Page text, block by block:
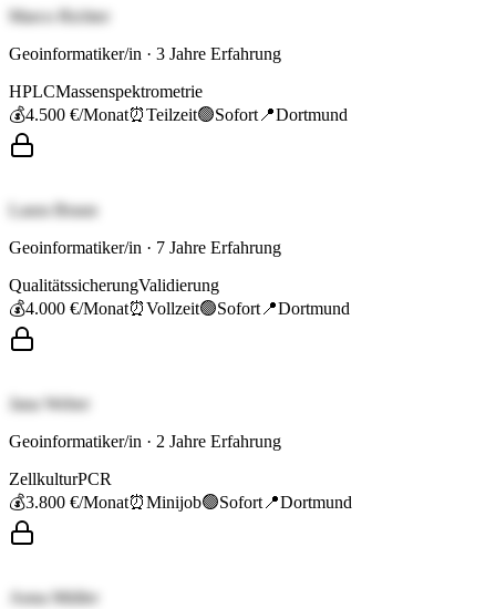
Marco Richter
Geoinformatiker/in · 3 Jahre Erfahrung
HPLCMassenspektrometrie
💰4.500 €/Monat⏰Teilzeit🟢Sofort 📍Dortmund
Laura Braun
Geoinformatiker/in · 7 Jahre Erfahrung
QualitätssicherungValidierung
💰4.000 €/Monat⏰Vollzeit🟢Sofort 📍Dortmund
Jana Weber
Geoinformatiker/in · 2 Jahre Erfahrung
ZellkulturPCR
💰3.800 €/Monat⏰Minijob🟢Sofort 📍Dortmund
Anna Müller